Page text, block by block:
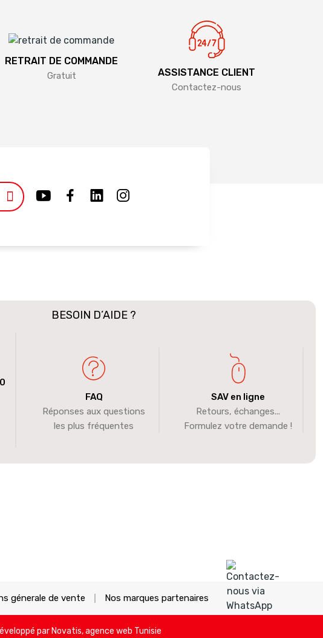
RETRAIT DE COMMANDE
Gratuit ASSISTANCE CLIENT
Contactez-nous
BESOIN D’AIDE ?
FAQ
Réponses aux questions
les plus fréquentes
SAV en ligne
Retours, échanges...
Formulez votre demande !
génerale de vente Nos marques partenaires
par Novatis, agence web Tunisie